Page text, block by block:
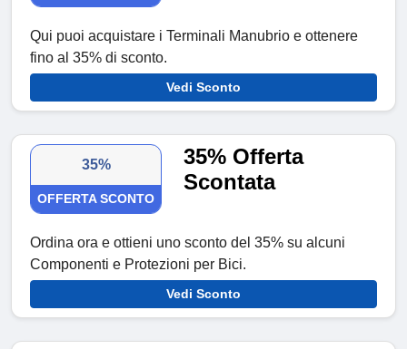
Qui puoi acquistare i Terminali Manubrio e ottenere
fino al 35% di sconto.
Vedi Sconto
35%
OFFERTA SCONTO
35% Offerta
Scontata
Ordina ora e ottieni uno sconto del 35% su alcuni
Componenti e Protezioni per Bici.
Vedi Sconto